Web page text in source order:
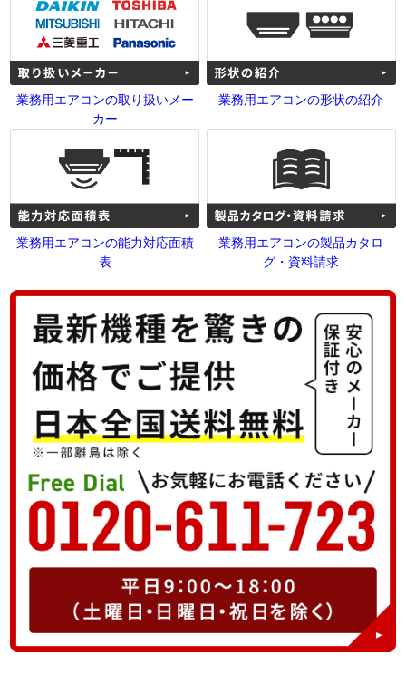
業務用エアコンの取り扱いメー
カー
業務用エアコンの形状の紹介
業務用エアコンの能力対応面積
表
業務用エアコンの製品カタロ
グ・資料請求